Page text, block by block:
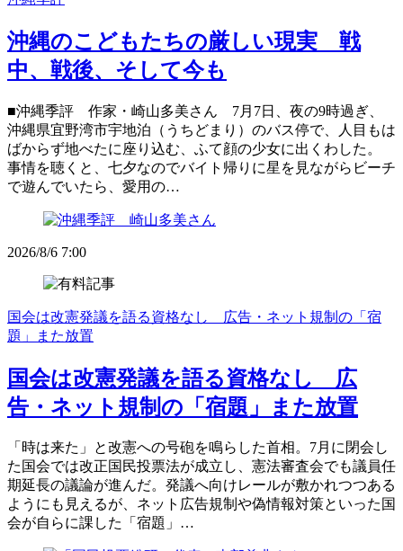
沖縄のこどもたちの厳しい現実 戦
中、戦後、そして今も
■沖縄季評 作家・崎山多美さん 7月7日、夜の9時過ぎ、
沖縄県宜野湾市宇地泊（うちどまり）のバス停で、人目もは
ばからず地べたに座り込む、ふて顔の少女に出くわした。
事情を聴くと、七夕なのでバイト帰りに星を見ながらビーチ
で遊んでいたら、愛用の…
2026/8/6 7:00
国会は改憲発議を語る資格なし 広告・ネット規制の「宿
題」また放置
国会は改憲発議を語る資格なし 広
告・ネット規制の「宿題」また放置
「時は来た」と改憲への号砲を鳴らした首相。7月に閉会し
た国会では改正国民投票法が成立し、憲法審査会でも議員任
期延長の議論が進んだ。発議へ向けレールが敷かれつつある
ようにも見えるが、ネット広告規制や偽情報対策といった国
会が自らに課した「宿題」…